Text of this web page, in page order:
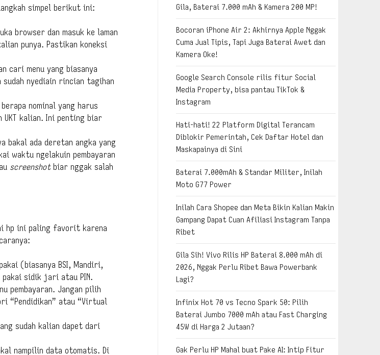
simpel berikut ini:
browser dan masuk ke laman
punya. Pastikan koneksi
cari menu yang biasanya
sudah nyediain rincian tagihan
nominal yang harus
UKT kalian. Ini penting biar
bakal ada deretan angka yang
waktu ngelakuin pembayaran
screenshotbiar nggak salah
hp ini paling favorit karena
(biasanya BSI, Mandiri,
pakai sidik jari atau PIN.
pembayaran. Jangan pilih
“Pendidikan” atau “Virtual
sudah kalian dapet dari
nampilin data otomatis. Di
Gila, Baterai 7.000 mAh & Kamera 200 MP!
Bocoran iPhone Air 2: Akhirnya Apple Nggak
Cuma Jual Tipis, Tapi Juga Baterai Awet dan
Kamera Oke!
Google Search Console rilis fitur Social
Media Property, bisa pantau TikTok &
Instagram
Hati-hati! 22 Platform Digital Terancam
Diblokir Pemerintah, Cek Daftar Hotel dan
Maskapainya di Sini
Baterai 7.000mAh & Standar Militer, Inilah
Moto G77 Power
Inilah Cara Shopee dan Meta Bikin Kalian Makin
Gampang Dapat Cuan Afiliasi Instagram Tanpa
Ribet
Gila Sih! Vivo Rilis HP Baterai 8.000 mAh di
2026, Nggak Perlu Ribet Bawa Powerbank
Lagi?
Infinix Hot 70 vs Tecno Spark 50: Pilih
Baterai Jumbo 7000 mAh atau Fast Charging
45W di Harga 2 Jutaan?
Gak Perlu HP Mahal buat Pake AI: Intip Fitur